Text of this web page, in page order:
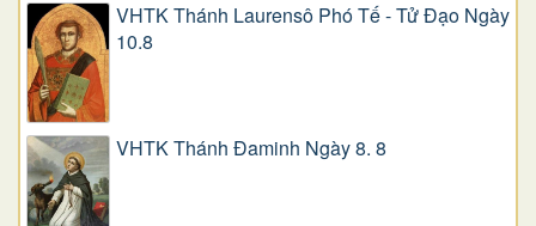
VHTK Thánh Laurensô Phó Tế - Tử Đạo Ngày
10.8
VHTK Thánh Đaminh Ngày 8. 8